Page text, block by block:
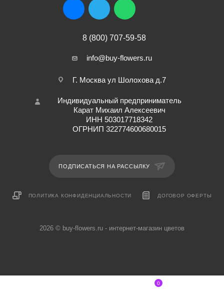
8 (800) 707-59-58
info@buy-flowers.ru
Г. Москва ул Шолохова д.7
Индивидуальный предприниматель
Карат Михаил Алексеевич
ИНН 503017718342
ОГРНИП 322774600680015
ПОДПИСАТЬСЯ НА РАССЫЛКУ
ПОЛИТИКА КОНФИДЕНЦИАЛЬНОСТИ ДОГОВОР ОФЕРТЫ
2026 © buy-flowers.ru - интернет-магазин цветов
0